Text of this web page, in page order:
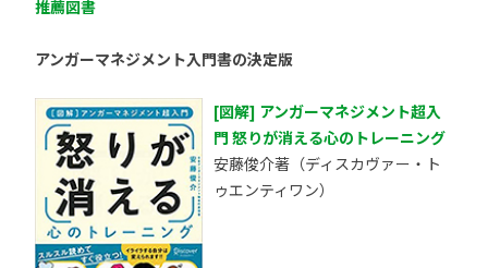
推薦図書
アンガーマネジメント入門書の決定版
[図解] アンガーマネジメント超入
門 怒りが消える心のトレーニング
安藤俊介著（ディスカヴァー・ト
ゥエンティワン）